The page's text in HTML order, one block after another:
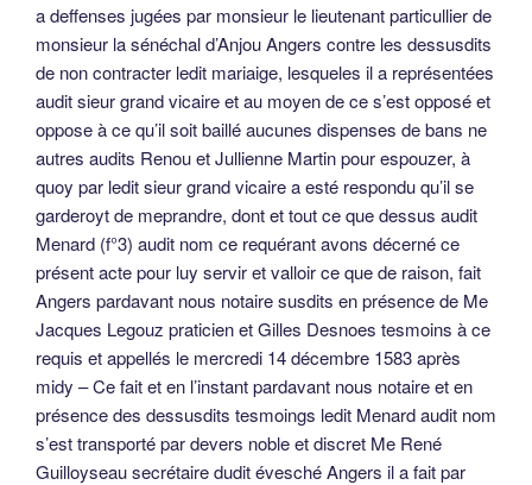
a deffenses jugées par monsieur le lieutenant particullier de
monsieur la sénéchal d’Anjou Angers contre les dessusdits
de non contracter ledit mariaige, lesqueles il a représentées
audit sieur grand vicaire et au moyen de ce s’est opposé et
oppose à ce qu’il soit baillé aucunes dispenses de bans ne
autres audits Renou et Jullienne Martin pour espouzer, à
quoy par ledit sieur grand vicaire a esté respondu qu’il se
garderoyt de meprandre, dont et tout ce que dessus audit
Menard (f°3) audit nom ce requérant avons décerné ce
présent acte pour luy servir et valloir ce que de raison, fait
Angers pardavant nous notaire susdits en présence de Me
Jacques Legouz praticien et Gilles Desnoes tesmoins à ce
requis et appellés le mercredi 14 décembre 1583 après
midy – Ce fait et en l’instant pardavant nous notaire et en
présence des dessusdits tesmoings ledit Menard audit nom
s’est transporté par devers noble et discret Me René
Guilloyseau secrétaire dudit évesché Angers il a fait par